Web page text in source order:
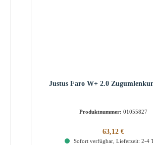
Justus Faro W+ 2.0
Produktnummer: 01055827
Regulärer Preis:
63,12 €
Sofort verfügbar, Lieferzeit: 2-4